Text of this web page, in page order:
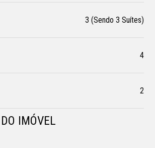
3 (Sendo 3 Suítes)
4
2
DO IMÓVEL